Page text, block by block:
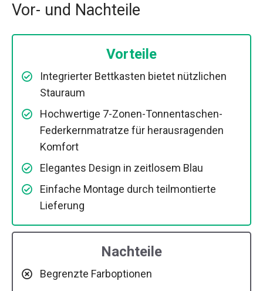
Vor- und Nachteile
Vorteile
Integrierter Bettkasten bietet nützlichen
Stauraum
Hochwertige 7-Zonen-Tonnentaschen-
Federkernmatratze für herausragenden
Komfort
Elegantes Design in zeitlosem Blau
Einfache Montage durch teilmontierte
Lieferung
Nachteile
Begrenzte Farboptionen